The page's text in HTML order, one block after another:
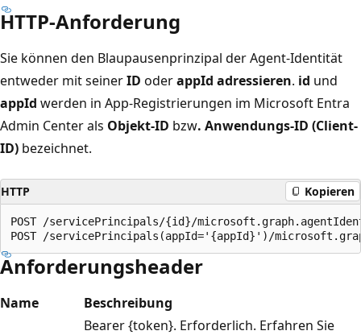
HTTP-Anforderung
Sie können den Blaupausenprinzipal der Agent-Identität
entweder mit seinerID oderappId adressieren. id und
appId werden in App-Registrierungen im Microsoft Entra
Admin Center als Objekt-ID bzw. Anwendungs-ID (Client-
ID) bezeichnet.
HTTP Kopieren
POST /servicePrincipals/{id}/
Anforderungsheader
Name Beschreibung
Bearer {token}. Erforderlich. Erfahren Sie